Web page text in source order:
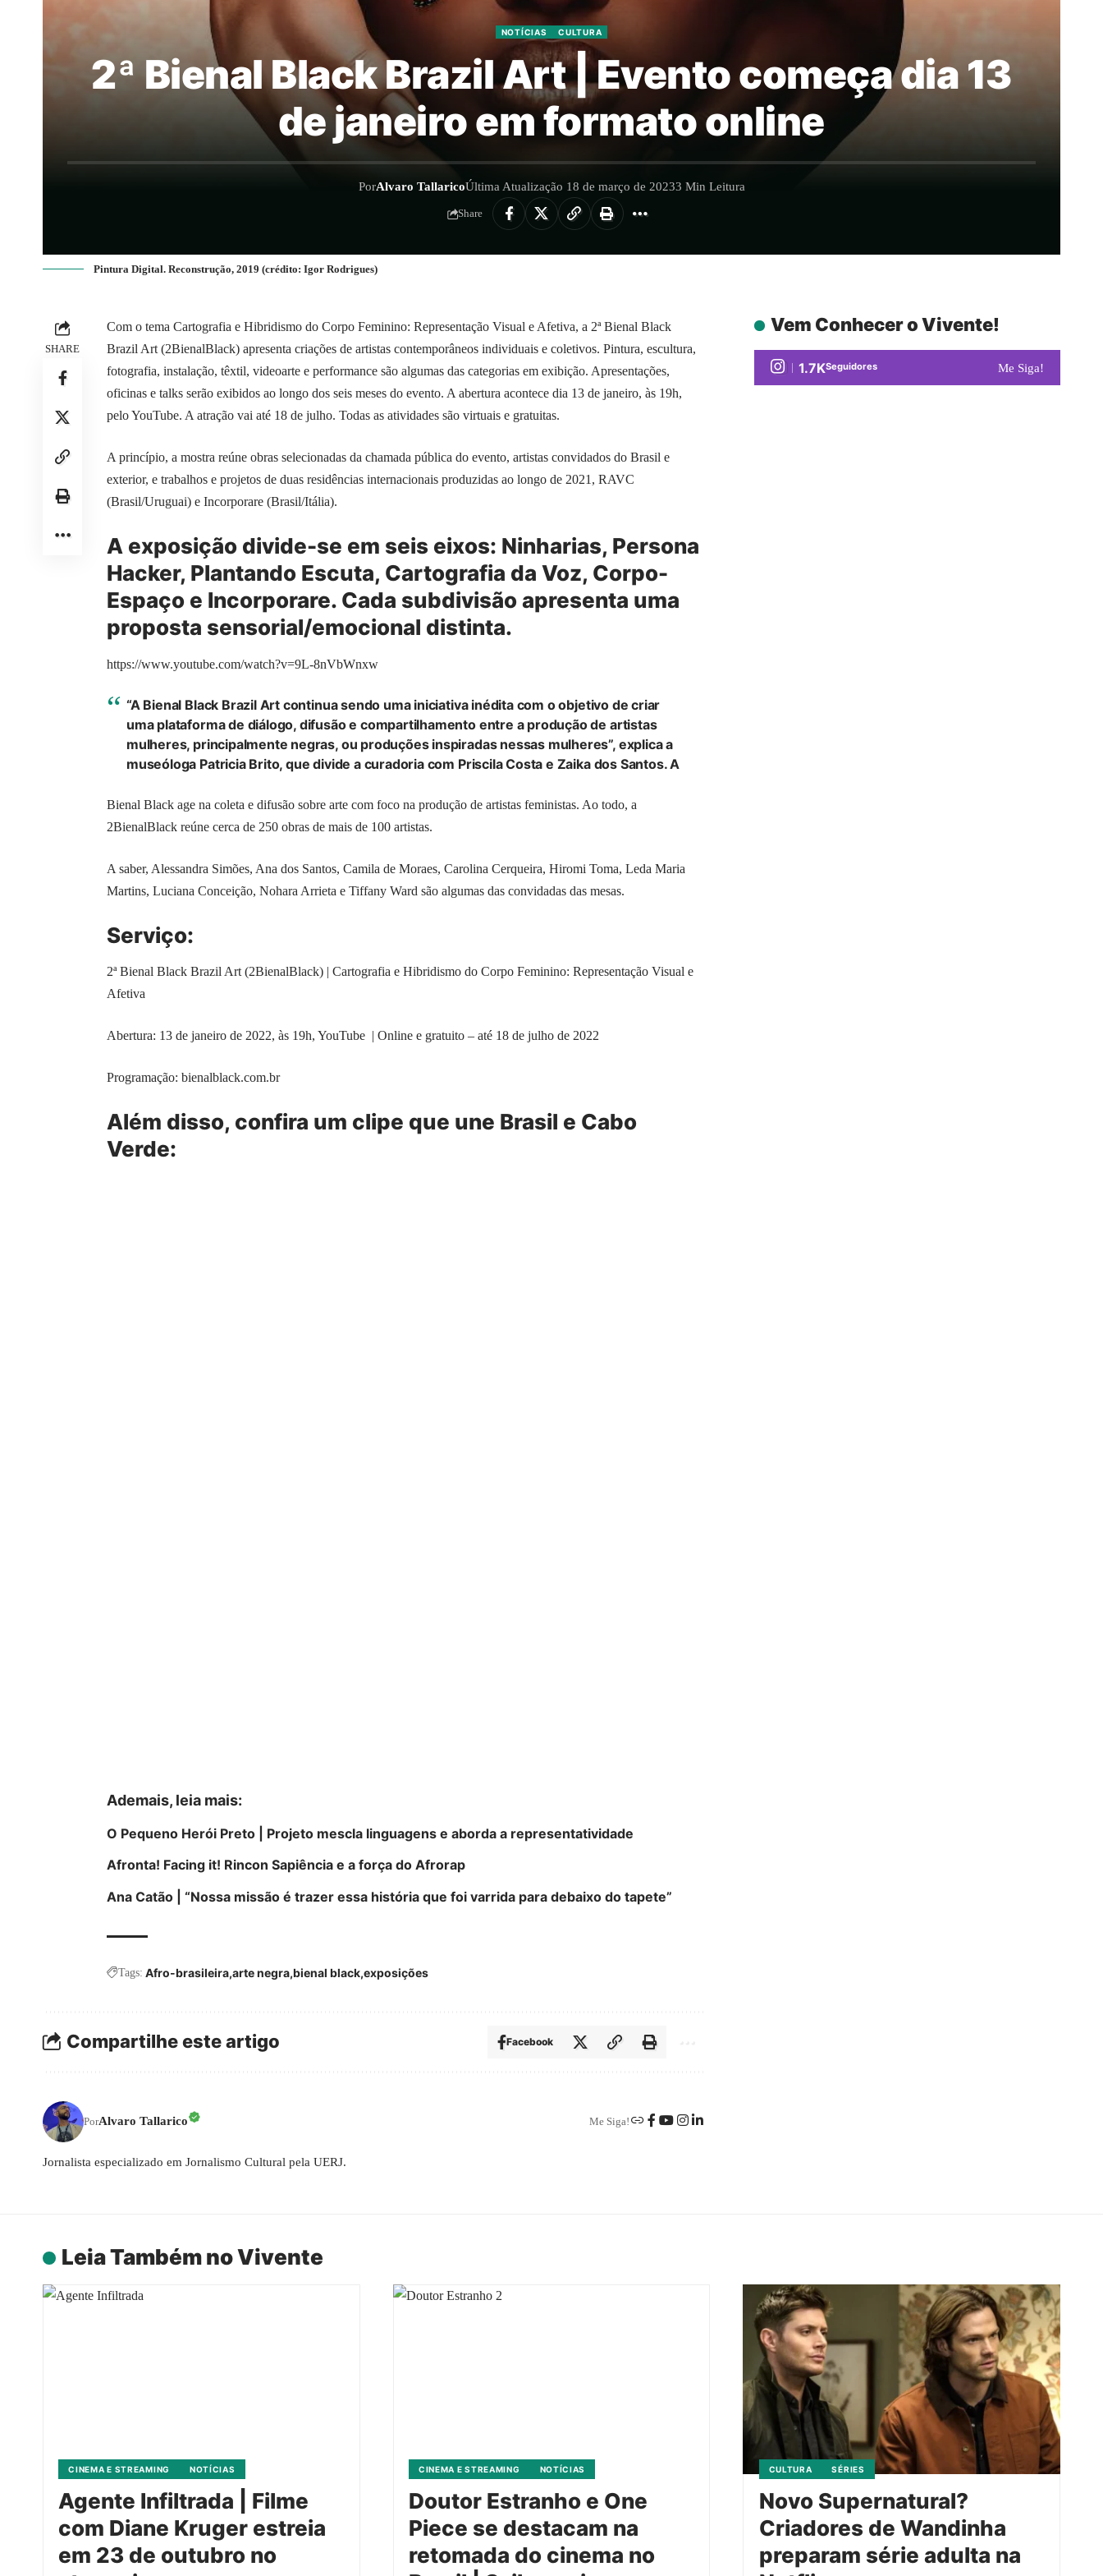
NOTÍCIAS CULTURA
2ª Bienal Black Brazil Art | Evento começa dia 13
de janeiro em formato online
PorAlvaro TallaricoÚltima Atualização 18 de março de 20233 Min Leitura
Share
Pintura Digital. Reconstrução, 2019 (crédito: Igor Rodrigues)
SHARE
Com o tema Cartografia e Hibridismo do Corpo Feminino: Representação Visual e Afetiva, a 2ª Bienal Black
Brazil Art (2BienalBlack) apresenta criações de artistas contemporâneos individuais e coletivos. Pintura, escultura,
fotografia, instalação, têxtil, videoarte e performance são algumas das categorias em exibição. Apresentações,
oficinas e talks serão exibidos ao longo dos seis meses do evento. A abertura acontece dia 13 de janeiro, às 19h,
pelo YouTube. A atração vai até 18 de julho. Todas as atividades são virtuais e gratuitas.
A princípio, a mostra reúne obras selecionadas da chamada pública do evento, artistas convidados do Brasil e
exterior, e trabalhos e projetos de duas residências internacionais produzidas ao longo de 2021, RAVC
(Brasil/Uruguai) e Incorporare (Brasil/Itália).
A exposição divide-se em seis eixos: Ninharias, Persona
Hacker, Plantando Escuta, Cartografia da Voz, Corpo-
Espaço e Incorporare. Cada subdivisão apresenta uma
proposta sensorial/emocional distinta.
https://www.youtube.com/watch?v=9L-8nVbWnxw
“A Bienal Black Brazil Art continua sendo uma iniciativa inédita com o objetivo de criar
uma plataforma de diálogo, difusão e compartilhamento entre a produção de artistas
mulheres, principalmente negras, ou produções inspiradas nessas mulheres”, explica a
museóloga Patricia Brito, que divide a curadoria com Priscila Costa e Zaika dos Santos. A
Bienal Black age na coleta e difusão sobre arte com foco na produção de artistas feministas. Ao todo, a
2BienalBlack reúne cerca de 250 obras de mais de 100 artistas.
A saber, Alessandra Simões, Ana dos Santos, Camila de Moraes, Carolina Cerqueira, Hiromi Toma, Leda Maria
Martins, Luciana Conceição, Nohara Arrieta e Tiffany Ward são algumas das convidadas das mesas.
Serviço:
2ª Bienal Black Brazil Art (2BienalBlack) | Cartografia e Hibridismo do Corpo Feminino: Representação Visual e
Afetiva
Abertura: 13 de janeiro de 2022, às 19h, YouTube | Online e gratuito – até 18 de julho de 2022
Programação: bienalblack.com.br
Além disso, confira um clipe que une Brasil e Cabo
Verde:
Ademais, leia mais:
O Pequeno Herói Preto | Projeto mescla linguagens e aborda a representatividade
Afronta! Facing it! Rincon Sapiência e a força do Afrorap
Ana Catão | “Nossa missão é trazer essa história que foi varrida para debaixo do tapete”
Tags: Afro-brasileira arte negra bienal black exposições
Compartilhe este artigo Facebook
PorAlvaro Tallarico Me Siga!
Jornalista especializado em Jornalismo Cultural pela UERJ.
Vem Conhecer o Vivente!
1.7KSeguidores Me Siga!
Leia Também no Vivente
CINEMA E STREAMING NOTÍCIAS
Agente Infiltrada | Filme
com Diane Kruger estreia
em 23 de outubro no
CINEMA E STREAMING NOTÍCIAS
Doutor Estranho e One
Piece se destacam na
retomada do cinema no
CULTURA SÉRIES
Novo Supernatural?
Criadores de Wandinha
preparam série adulta na